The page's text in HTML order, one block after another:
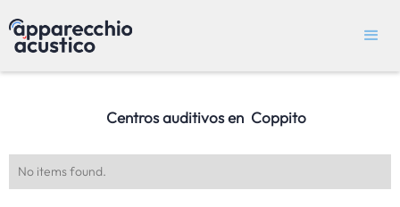
Centros auditivos en Coppito
No items found.